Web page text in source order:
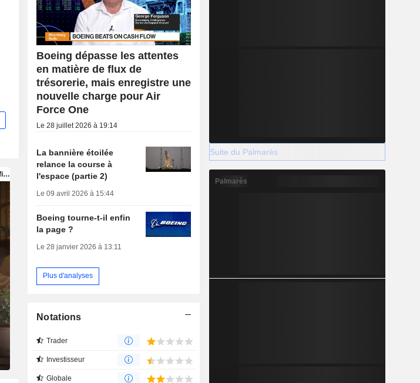
Boeing dépasse les attentes
en matière de flux de
trésorerie, mais enregistre une
nouvelle charge pour Air
Force One
Le 28 juillet 2026 à 19:14
La bannière étoilée
relance la course à
l'espace (partie 2)
Le 09 avril 2026 à 15:44
Boeing tourne-t-il enfin
la page ?
Le 28 janvier 2026 à 13:11
Plus d'analyses
Notations
Trader
Investisseur
Globale
Suite du Palmarès
Palmarès